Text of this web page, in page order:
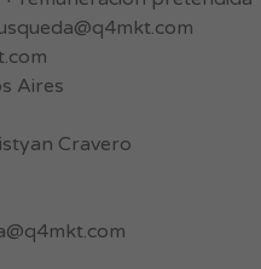
Aires
Cravero